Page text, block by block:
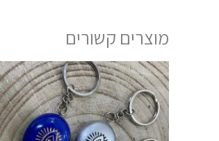
מוצרים קשורים
למוצר
זה
יש
מספר